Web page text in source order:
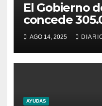
El Gobierno
concede
fondos
renovación
pesquera
AGO 14, 2025
AYUDAS